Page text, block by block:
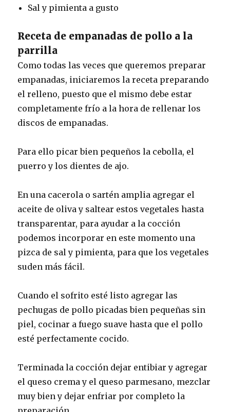
Sal y pimienta a gusto
Receta de empanadas de pollo a la
parrilla
Como todas las veces que queremos preparar
empanadas, iniciaremos la receta preparando
el relleno, puesto que el mismo debe estar
completamente frío a la hora de rellenar los
discos de empanadas.
Para ello picar bien pequeños la cebolla, el
puerro y los dientes de ajo.
En una cacerola o sartén amplia agregar el
aceite de oliva y saltear estos vegetales hasta
transparentar, para ayudar a la cocción
podemos incorporar en este momento una
pizca de sal y pimienta, para que los vegetales
suden más fácil.
Cuando el sofrito esté listo agregar las
pechugas de pollo picadas bien pequeñas sin
piel, cocinar a fuego suave hasta que el pollo
esté perfectamente cocido.
Terminada la cocción dejar entibiar y agregar
el queso crema y el queso parmesano, mezclar
muy bien y dejar enfriar por completo la